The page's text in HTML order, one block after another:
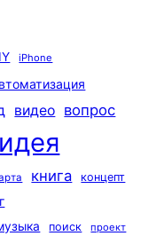
iPhone
видео вопрос
идея
книга
концепт
поиск проект